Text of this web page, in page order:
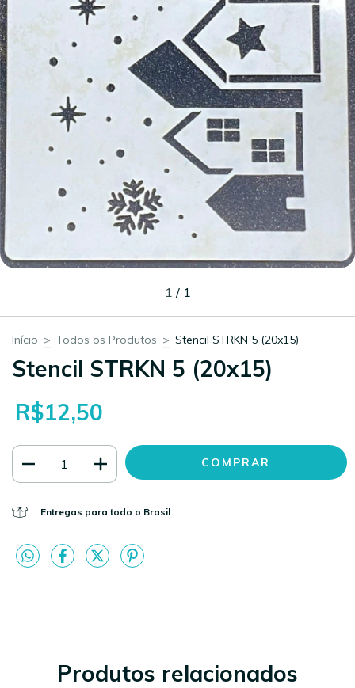
1 / 1
Início > Todos os Produtos > Stencil STRKN 5 (20x15)
Stencil STRKN 5 (20x15)
R$12,50
Entregas para todo o Brasil
Produtos relacionados